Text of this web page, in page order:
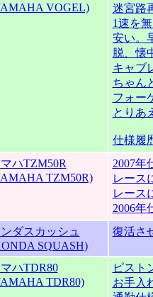
VOGEL)
迷宮路
1速を
安い。
脱、懐
キャブ
ちゃん
フォー
とりあ
仕様履
ハTZM50R
TZM50R)
2007年
レース
レース
2006年
ダスカッシュ
SQUASH)
復活さ
ハTDR80
TDR80)
ピスト
お手入